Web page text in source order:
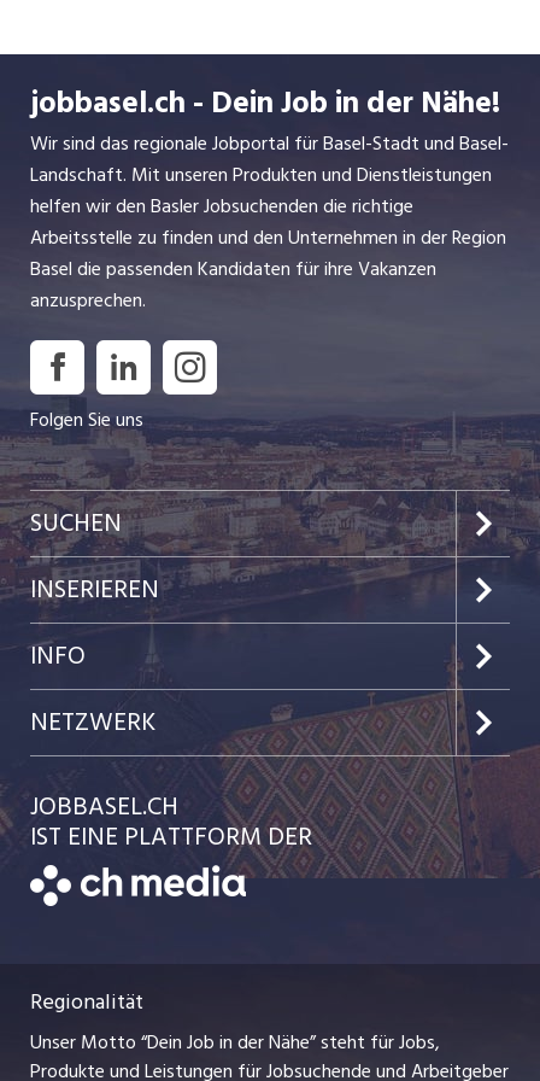
Projekten Baustellenleitung: Führungsaufgabe mit viel
Verantwortung, Eigeninitiative und Selbständigkeit
INSERAT ANSEHEN
jobbasel.ch - Dein Job in der Nähe!
Wir sind das regionale Jobportal für Basel-Stadt und Basel-
Landschaft. Mit unseren Produkten und Dienstleistungen
helfen wir den Basler Jobsuchenden die richtige
Arbeitsstelle zu finden und den Unternehmen in der Region
Basel die passenden Kandidaten für ihre Vakanzen
anzusprechen.
Folgen Sie uns
SUCHEN
Jobs im Kanton Basel-Stadt
Jobs im Kanton Baselland
Jobs in der Stadt Basel
Jobs in der Stadt Liestal
Festanstellungen
Temporäre Jobs
Lehrstellen
INSERIEREN
Preise & Leistungen
Kundenlogin
Einzelinserat disponieren
Schnittstelle
INFO
Team
AGB
Datenschutzerklärung
Impressum
Stellenmeldepflicht
NETZWERK
jobbern.ch
zentraljob.ch
myjob.ch
jobzüri.ch
JOBBASEL.CH
IST EINE PLATTFORM DER
Regionalität
Unser Motto “Dein Job in der Nähe” steht für Jobs,
Produkte und Leistungen für Jobsuchende und Arbeitgeber